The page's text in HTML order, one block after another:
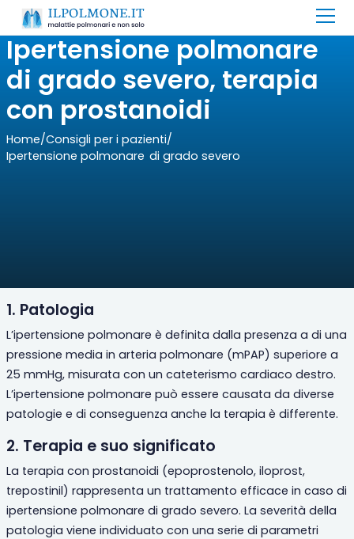
Ipertensione polmonare
di grado severo, terapia
con prostanoidi
Home/Consigli per i pazienti/
Ipertensione polmonare di grado severo
1. Patologia
L’ipertensione polmonare è definita dalla presenza a di una
pressione media in arteria polmonare (mPAP) superiore a
25 mmHg, misurata con un cateterismo cardiaco destro.
L’ipertensione polmonare può essere causata da diverse
patologie e di conseguenza anche la terapia è differente.
2. Terapia e suo significato
La terapia con prostanoidi (epoprostenolo, iloprost,
trepostinil) rappresenta un trattamento efficace in caso di
ipertensione polmonare di grado severo. La severità della
patologia viene individuato con una serie di parametri